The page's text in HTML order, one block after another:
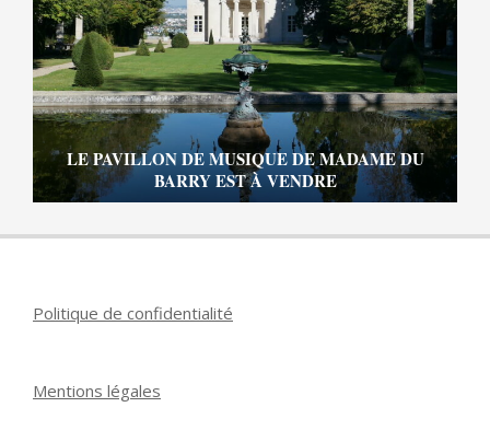
LE PAVILLON DE MUSIQUE DE MADAME DU
BARRY EST À VENDRE
Politique de confidentialité
Mentions légales